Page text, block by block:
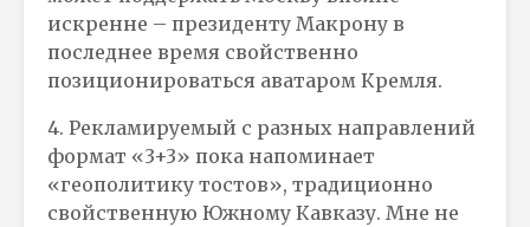
искренне – президенту Макрону в
последнее время свойственно
позиционироваться аватаром Кремля.
4. Рекламируемый с разных направлений
формат «3+3» пока напоминает
«геополитику тостов», традиционно
свойственную Южному Кавказу. Мне не